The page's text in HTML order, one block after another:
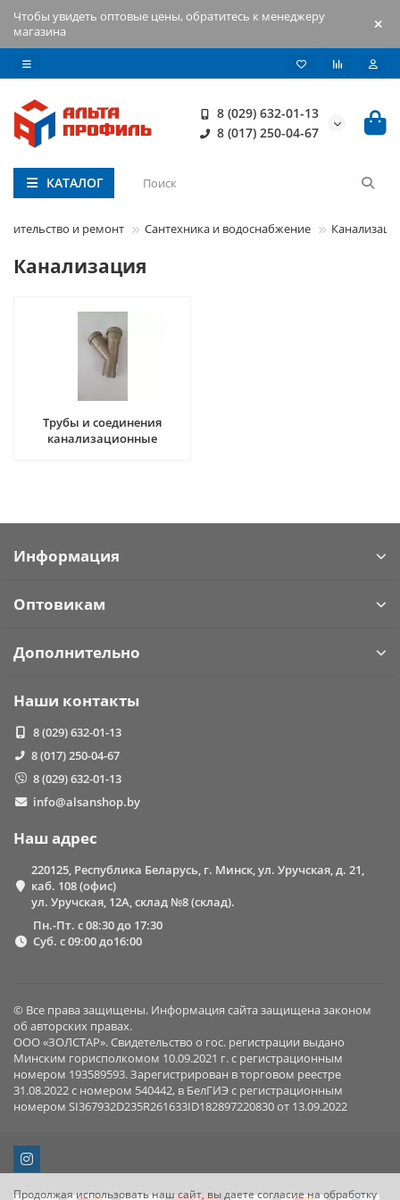
Чтобы увидеть оптовые цены, обратитесь к менеджеру
магазина
8 (029) 632-01-13
8 (017) 250-04-67
КАТАЛОГ
и ремонт Сантехника и водоснабжение
Канализация
Трубы и соединения
канализационные
Продолжая использовать наш сайт, вы даете согласие на обработку
Информация
Оптовикам
Дополнительно
Наши контакты
8 (029) 632-01-13
8 (017) 250-04-67
8 (029) 632-01-13
info@alsanshop.by
Наш адрес
220125, Республика Беларусь, г. Минск, ул. Уручская, д. 21,
каб. 108 (офис)
ул. Уручская, 12А, склад №8 (склад).
Пн.-Пт. с 08:30 до 17:30
Суб. с 09:00 до16:00
© Все права защищены. Информация сайта защищена законом
об авторских правах.
ООО «ЗОЛСТАР». Свидетельство о гос. регистрации выдано
Минским горисполкомом 10.09.2021 г. с регистрационным
номером 193589593. Зарегистрирован в торговом реестре
31.08.2022 с номером 540442, в БелГИЭ с регистрационным
номером SI367932D235R261633ID182897220830 от 13.09.2022